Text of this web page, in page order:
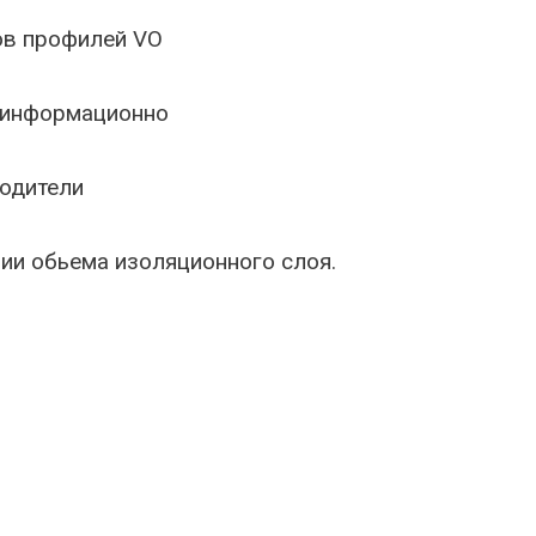
профилей VO
обьема изоляционного слоя.